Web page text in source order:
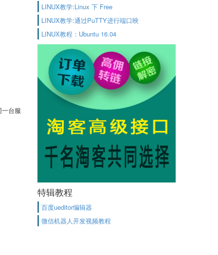
一台服
LINUX教学:Linux 下 Free
LINUX教学:通过PuTTY进行端口映
LINUX教程：Ubuntu 16.04
特辑教程
百度ueditor编辑器
微信机器人开发视频教程